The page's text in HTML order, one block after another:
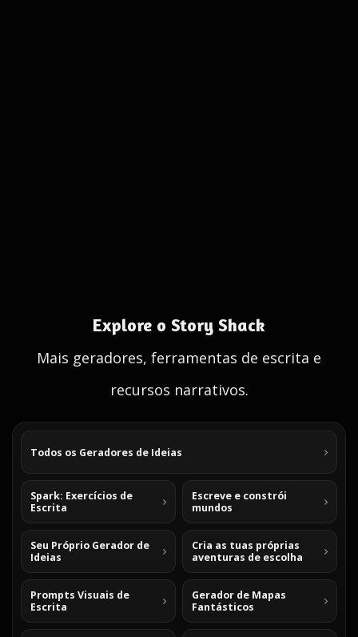
Explore o Story Shack
Mais geradores, ferramentas de escrita e
recursos narrativos.
Todos os Geradores de Ideias
Spark: Exercícios de
Escrita
Escreve e constrói
mundos
Seu Próprio Gerador de
Ideias
Cria as tuas próprias
aventuras de escolha
Prompts Visuais de
Escrita
Gerador de Mapas
Fantásticos